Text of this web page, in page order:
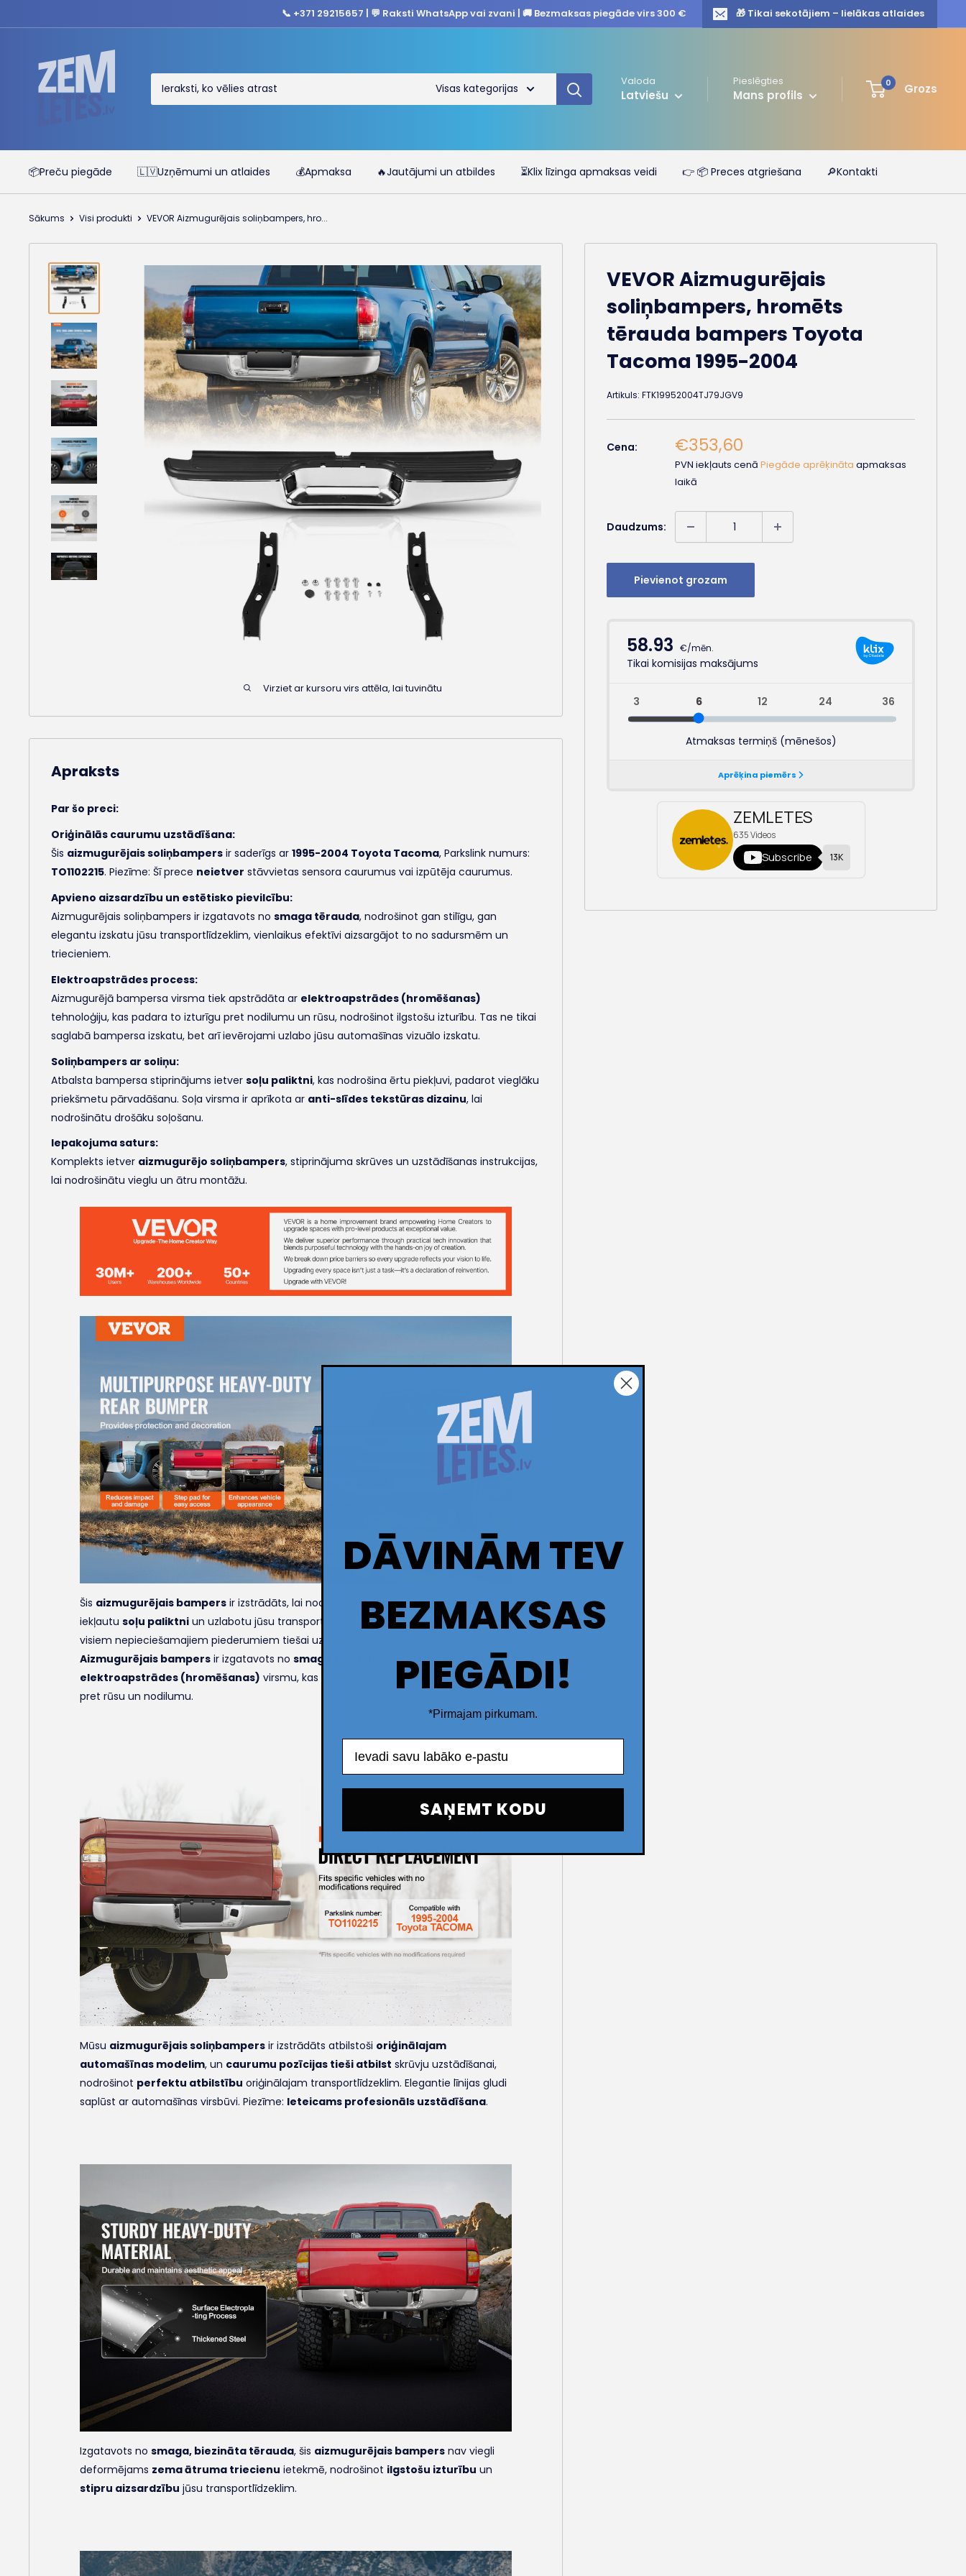
saturu
📞 +371 29215657 | 💬 Raksti WhatsApp vai zvani | 🚚 Bezmaksas piegāde virs 300 € 🎁 Tikai sekotājiem – lielākas atlaides
ZEMLETES.LV
Visas kategorijas
Valoda
Latviešu
Pieslēgties
Mans profils
0 Grozs
📦Preču piegāde 🇱🇻Uzņēmumi un atlaides 💰Apmaksa 🔥Jautājumi un atbildes ⏳Klix līzinga apmaksas veidi 👉 📦 Preces atgriešana 🔎Kontakti
Sākums Visi produkti VEVOR Aizmugurējais soliņbampers, hro...
Virziet ar kursoru virs attēla, lai tuvinātu
VEVOR Aizmugurējais
soliņbampers, hromēts
tērauda bampers Toyota
Tacoma 1995-2004
Artikuls:FTK19952004TJ79JGV9
Cena: Akcijas
cena
€353,60
PVN iekļauts cenāPiegāde aprēķināta apmaksas
laikā
Daudzums:
Pievienot grozam
ZEMLETES
635Videos
Subscribe 13K
Apraksts
Par šo preci:
Oriģinālās caurumu uzstādīšana:
Šis aizmugurējais soliņbampers ir saderīgs ar 1995-2004 Toyota Tacoma, Parkslink numurs:
TO1102215. Piezīme: Šī prece neietver stāvvietas sensora caurumus vai izpūtēja caurumus.
Apvieno aizsardzību un estētisko pievilcību:
Aizmugurējais soliņbampers ir izgatavots no smaga tērauda, nodrošinot gan stilīgu, gan
elegantu izskatu jūsu transportlīdzeklim, vienlaikus efektīvi aizsargājot to no sadursmēm un
triecieniem.
Elektroapstrādes process:
Aizmugurējā bampersa virsma tiek apstrādāta ar elektroapstrādes (hromēšanas)
tehnoloģiju, kas padara to izturīgu pret nodilumu un rūsu, nodrošinot ilgstošu izturību. Tas ne tikai
saglabā bampersa izskatu, bet arī ievērojami uzlabo jūsu automašīnas vizuālo izskatu.
Soliņbampers ar soliņu:
Atbalsta bampersa stiprinājums ietver soļu paliktni, kas nodrošina ērtu piekļuvi, padarot vieglāku
priekšmetu pārvadāšanu. Soļa virsma ir aprīkota ar anti-slīdes tekstūras dizainu, lai
nodrošinātu drošāku soļošanu.
Iepakojuma saturs:
Komplekts ietver aizmugurējo soliņbampers, stiprinājuma skrūves un uzstādīšanas instrukcijas,
lai nodrošinātu vieglu un ātru montāžu.
Šis aizmugurējais bampers ir izstrādāts, lai nodrošinātutriecienu izturību, kā arī
iekļautu soļu paliktni un uzlabotu jūsu transportlīdzekļa izskatu. Tas ir aprīkots ar
visiem nepieciešamajiem piederumiem tiešai uzstādīšanai ar skrūvēm.
Aizmugurējais bampers ir izgatavots no smaga tērauda
augstas kvalitātes
elektroapstrādes (hromēšanas) virsmu, kas nodrošina ilgmūžību
un aizsardzību
pret rūsu un nodilumu.
Mūsu aizmugurējais soliņbampers ir izstrādāts atbilstoši oriģinālajam
automašīnas modelim, un caurumu pozīcijas tieši atbilst skrūvju uzstādīšanai,
nodrošinot perfektu atbilstību oriģinālajam transportlīdzeklim. Elegantie līnijas gludi
saplūst ar automašīnas virsbūvi. Piezīme: Ieteicams profesionāls uzstādīšana.
Izgatavots no smaga, biezināta tērauda, šis aizmugurējais bampers nav viegli
deformējams zema ātruma triecienu ietekmē, nodrošinot ilgstošu izturību un
stipru aizsardzību jūsu transportlīdzeklim.
DĀVINĀM TEV
BEZMAKSAS
PIEGĀDI!
*Pirmajam pirkumam.
SAŅEMT KODU